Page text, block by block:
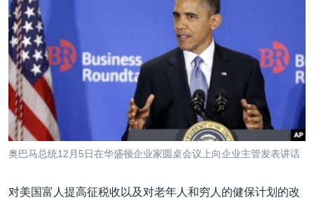
航
跳
转
到
检
中东
欧洲
非洲
美洲
全球议题
人权·法律·宗教
科教·文娱·体健
军事
劳工
环境
热点专题
白宫要闻
国会报道
美中关系
美国建国250周年
埃博拉疫情
重要讲话与声明
VOA视频
VOA今日焦点
中文广播
关注我们
奥巴马总统12月5日在华盛顿企业家圆桌会议上向企业主管发表讲话
对美国富人提高征税收以及对老年人和穷人的健保计划的改